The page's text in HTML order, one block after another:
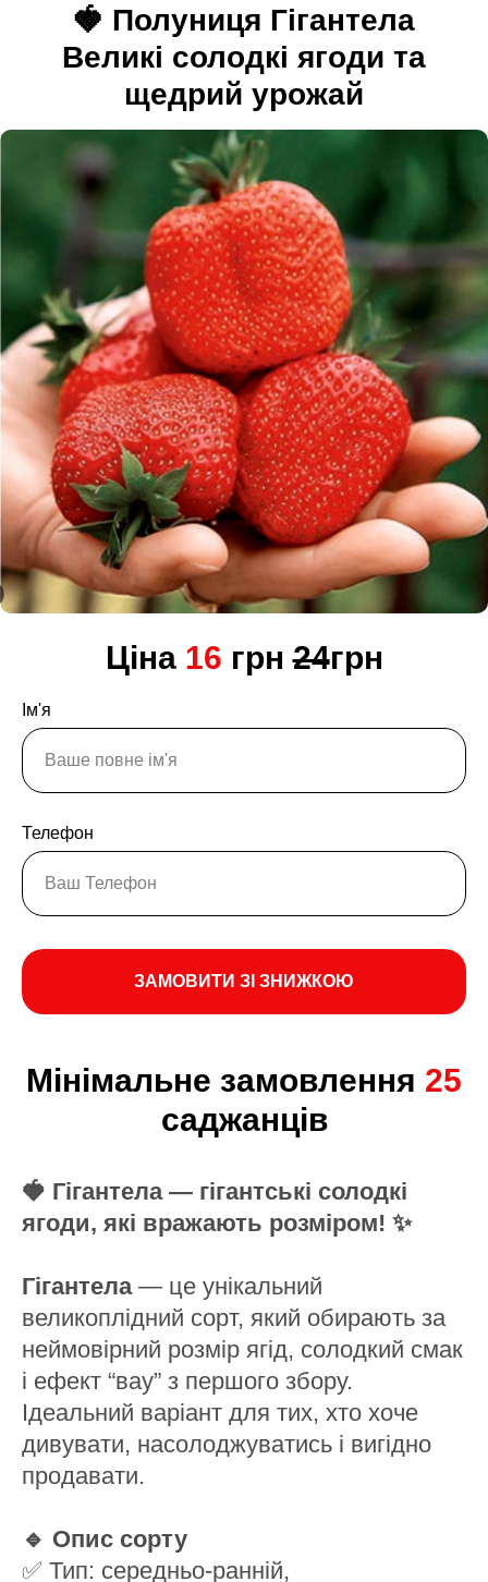
🍓 Полуниця Гігантела
Великі солодкі ягоди та
щедрий урожай
Ціна 16 грн 24грн
Ім'я
Телефон
ЗАМОВИТИ ЗІ ЗНИЖКОЮ
Мінімальне замовлення 25
саджанців
🍓 Гігантела — гігантські солодкі
ягоди, які вражають розміром! ✨
Гігантела— це унікальний
великоплідний сорт, який обирають за
неймовірний розмір ягід, солодкий смак
і ефект “вау” з першого збору.
Ідеальний варіант для тих, хто хоче
дивувати, насолоджуватись і вигідно
продавати.
🔹 Опис сорту
✅ Тип: середньо-ранній,